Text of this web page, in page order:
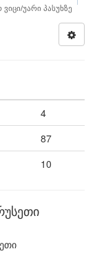
ვიცი/უარი პასუხზე
4
87
10